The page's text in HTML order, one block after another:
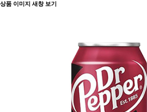
상품 이미지 새창 보기